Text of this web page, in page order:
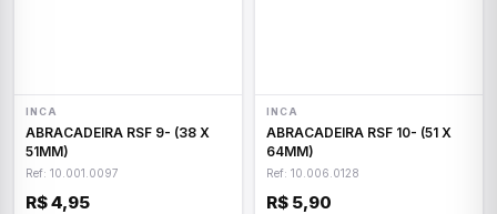
INCA
ABRACADEIRA RSF 9- (38 X
51MM)
Ref: 10.001.0097
R$ 4,95
INCA
ABRACADEIRA RSF 10- (51 X
64MM)
Ref: 10.006.0128
R$ 5,90